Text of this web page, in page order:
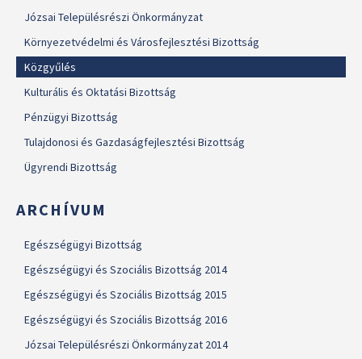
Józsai Településrészi Önkormányzat
Környezetvédelmi és Városfejlesztési Bizottság
Közgyűlés
Kulturális és Oktatási Bizottság
Pénzügyi Bizottság
Tulajdonosi és Gazdaságfejlesztési Bizottság
Ügyrendi Bizottság
ARCHÍVUM
Egészségügyi Bizottság
Egészségügyi és Szociális Bizottság 2014
Egészségügyi és Szociális Bizottság 2015
Egészségügyi és Szociális Bizottság 2016
Józsai Településrészi Önkormányzat 2014